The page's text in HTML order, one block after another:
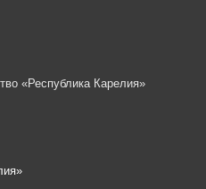
«Республика Карелия»